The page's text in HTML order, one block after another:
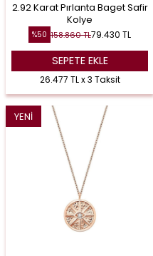
2.92 Karat Pırlanta Baget Safir
Kolye
%50 158.860TL79.430 TL
SEPETE EKLE
26.477 TL x 3 Taksit
YENI